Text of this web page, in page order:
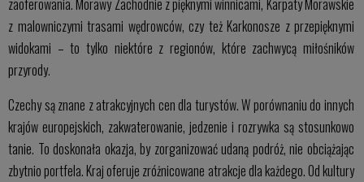
zaoferowania. Morawy Zachodnie z pięknymi winnicami, Karpaty Morawskie
z malowniczymi trasami wędrowców, czy też Karkonosze z przepięknymi
widokami – to tylko niektóre z regionów, które zachwycą miłośników
przyrody.
Czechy są znane z atrakcyjnych cen dla turystów. W porównaniu do innych
krajów europejskich, zakwaterowanie, jedzenie i rozrywka są stosunkowo
tanie. To doskonała okazja, by zorganizować udaną podróż, nie obciążając
zbytnio portfela. Kraj oferuje zróżnicowane atrakcje dla każdego. Od kultury